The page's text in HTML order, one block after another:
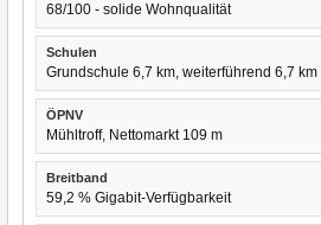
68/100 - solide Wohnqualität
Schulen
Grundschule 6,7 km, weiterführend 6,7 km
ÖPNV
Mühltroff, Nettomarkt 109 m
Breitband
59,2 % Gigabit-Verfügbarkeit